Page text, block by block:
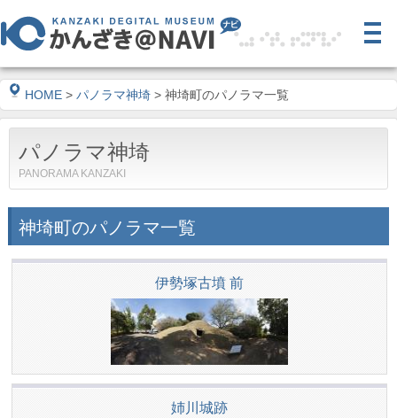
HOME > パノラマ神埼 > 神埼町のパノラマ一覧
パノラマ神埼
PANORAMA KANZAKI
神埼町のパノラマ一覧
伊勢塚古墳 前
姉川城跡